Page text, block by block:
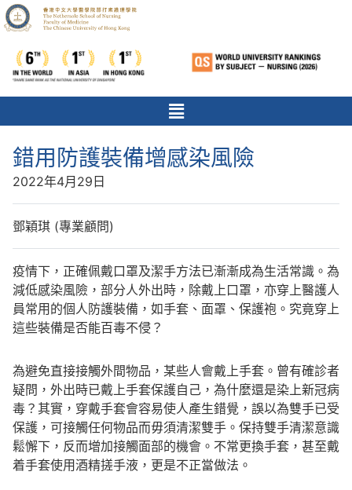
錯用防護裝備增感染風險
2022年4月29日
鄧穎琪 (專業顧問)
疫情下，正確佩戴口罩及潔手方法已漸漸成為生活常識。為
減低感染風險，部分人外出時，除戴上口罩，亦穿上醫護人
員常用的個人防護裝備，如手套、面罩、保護袍。究竟穿上
這些裝備是否能百毒不侵？
為避免直接接觸外間物品，某些人會戴上手套。曾有確診者
疑問，外出時已戴上手套保護自己，為什麼還是染上新冠病
毒？其實，穿戴手套會容易使人產生錯覺，誤以為雙手已受
保護，可接觸任何物品而毋須清潔雙手。保持雙手清潔意識
鬆懈下，反而增加接觸面部的機會。不常更換手套，甚至戴
着手套使用酒精搓手液，更是不正當做法。